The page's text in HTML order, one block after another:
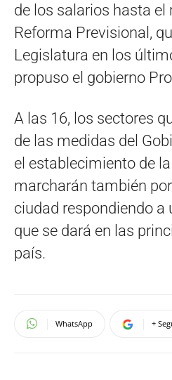
de los salarios hasta el
Reforma Previsional,
Legislatura en los
propuso el gobierno
A las 16, los sectores
de las medidas del
el establecimiento de
marcharán también
ciudad respondiendo a
que se dará en las
país.
WhatsApp +